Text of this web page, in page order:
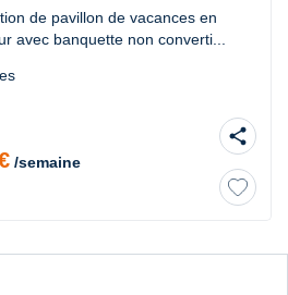
de pavillon de vacances en
avec banquette non converti...
/semaine
share